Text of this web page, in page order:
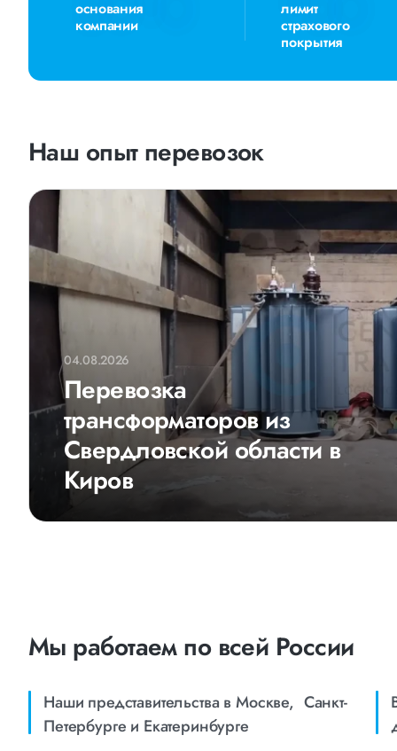
основания
компании
лимит
страхового
покрытия
Наш опыт перевозок
04.08.2026
Перевозка
трансформаторов из
Свердловской области в
Киров
Мы работаем по всей России
Наши представительства в Москве, Санкт-
Петербурге и Eкатеринбурге